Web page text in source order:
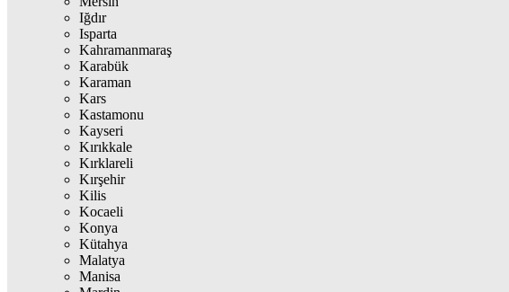
Iğdır
Isparta
Kahramanmaraş
Karabük
Karaman
Kars
Kastamonu
Kayseri
Kırıkkale
Kırklareli
Kırşehir
Kilis
Kocaeli
Konya
Kütahya
Malatya
Manisa